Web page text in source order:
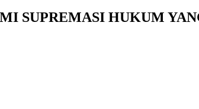
SUPREMASI HUKUM